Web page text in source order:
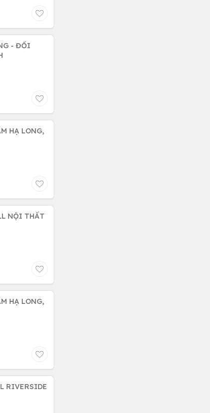
- ĐỐI
HẠ LONG,
NỘI THẤT
HẠ LONG,
RIVERSIDE